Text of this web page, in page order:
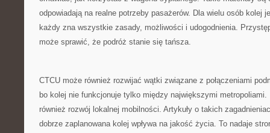
odpowiadają na realne potrzeby pasażerów. Dla wielu osób kolej
każdy zna wszystkie zasady, możliwości i udogodnienia.
może sprawić, że podróż stanie się tańsza.
CTCU może również rozwijać wątki związane z połączeniami
bo kolej nie funkcjonuje tylko między największymi
również rozwój lokalnej mobilności. Artykuły o takich
dobrze zaplanowana kolej wpływa na jakość życia. To nadaje